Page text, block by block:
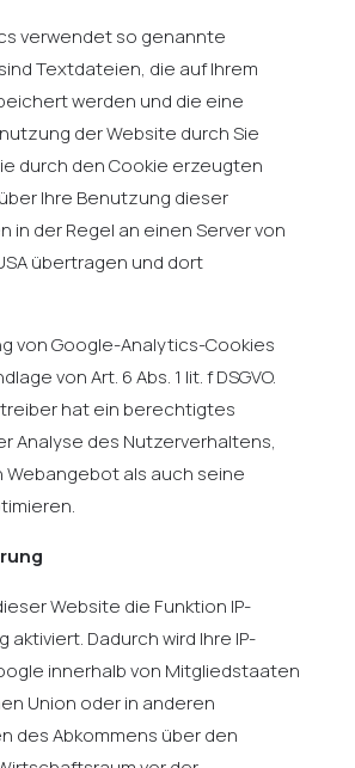
verwendet so genannte
sind Textdateien, die auf Ihrem
werden und die eine
der Website durch Sie
durch den Cookie erzeugten
Ihre Benutzung dieser
in der Regel an einen Server von
übertragen und dort
von Google-Analytics-Cookies
von Art. 6 Abs. 1 lit. f DSGVO.
hat ein berechtigtes
Analyse des Nutzerverhaltens,
Webangebot als auch seine
Website die Funktion IP-
aktiviert. Dadurch wird Ihre IP-
innerhalb von Mitgliedstaaten
Union oder in anderen
des Abkommens über den